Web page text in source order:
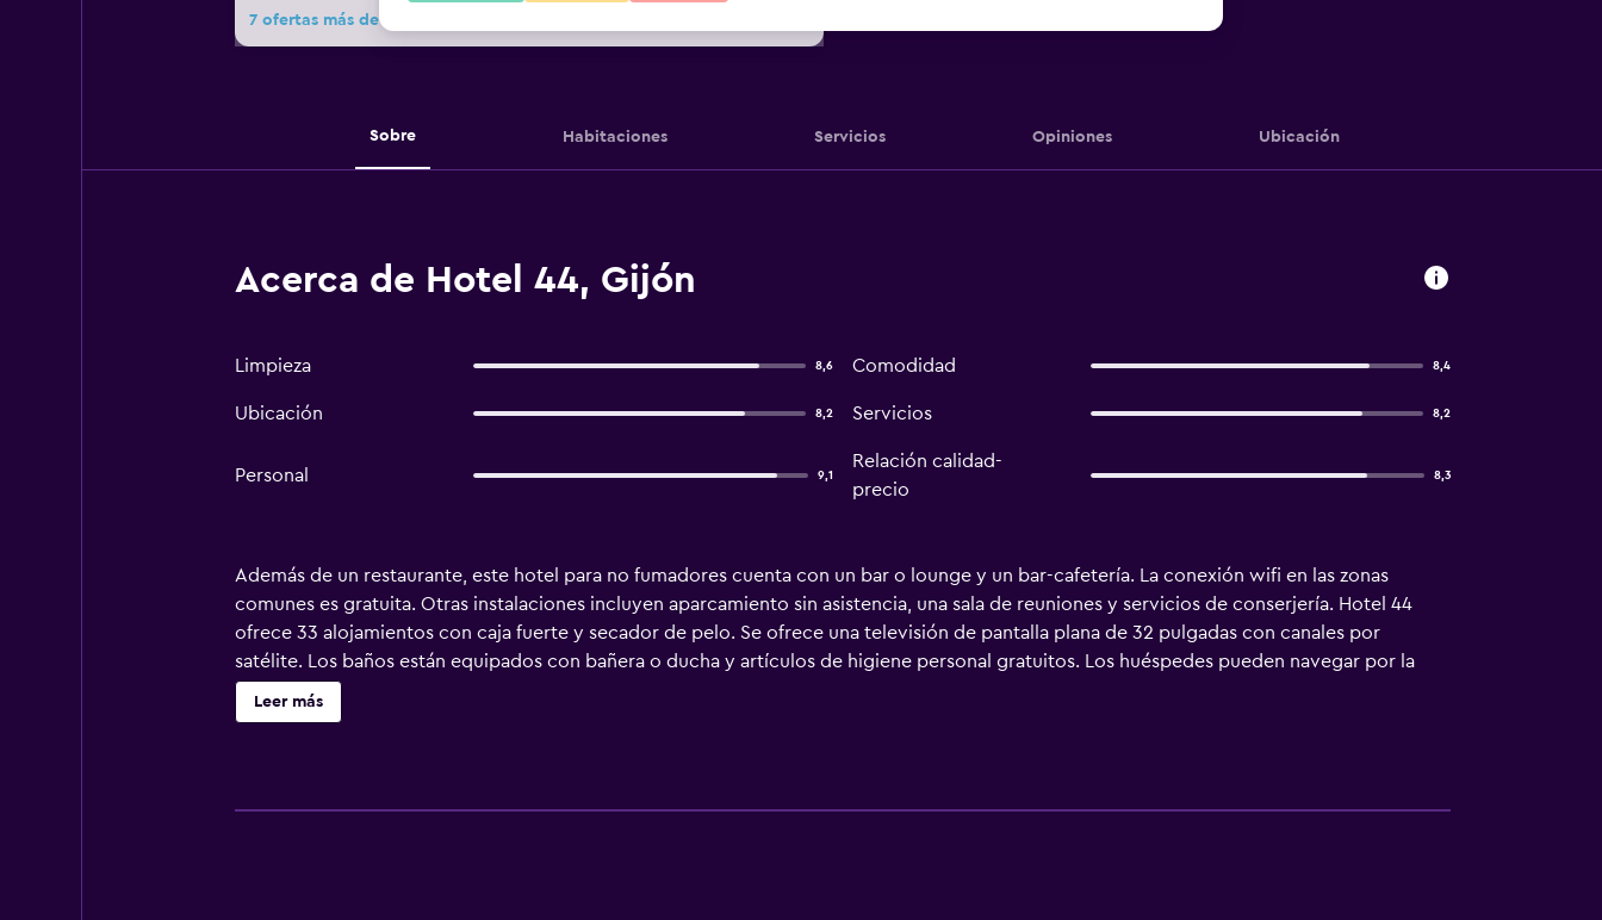
7 ofertas más de Hotel 44
Sobre Habitaciones Servicios Opiniones Ubicación
Acerca de Hotel 44, Gijón
Limpieza 8,6 Comodidad 8,4
Ubicación 8,2 Servicios 8,2
Personal 9,1
Relación calidad-
precio
8,3
Además de un restaurante, este hotel para no fumadores cuenta con un bar o lounge y un bar-cafetería. La conexión wifi en las zonas
comunes es gratuita. Otras instalaciones incluyen aparcamiento sin asistencia, una sala de reuniones y servicios de conserjería. Hotel 44
ofrece 33 alojamientos con caja fuerte y secador de pelo. Se ofrece una televisión de pantalla plana de 32 pulgadas con canales por
satélite. Los baños están equipados con bañera o ducha y artículos de higiene personal gratuitos. Los huéspedes pueden navegar por la
web gracias a nuestro acceso a Internet wifi gratis. Se ofrece servicio de limpieza todos los días.
Leer más